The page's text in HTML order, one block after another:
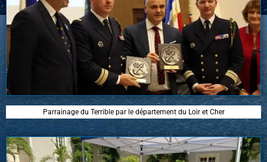
Parrainage du Terrible par le département du Loir et Cher